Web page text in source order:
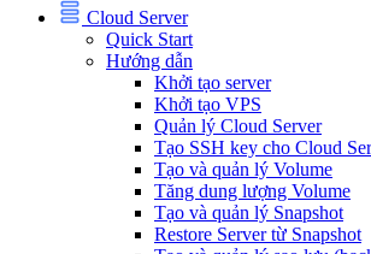
Cloud Server
Quick Start
Hướng dẫn
Khởi tạo server
Khởi tạo VPS
Quản lý Cloud Server
Tạo SSH key cho Cloud
Tạo và quản lý Volume
Tăng dung lượng Volume
Tạo và quản lý Snapshot
Restore Server từ Snapshot